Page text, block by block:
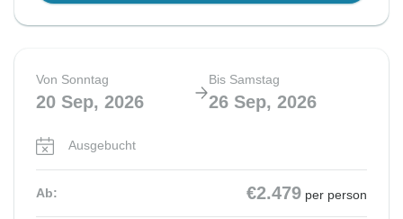
Von Sonntag
20 Sep, 2026
Bis Samstag
26 Sep, 2026
Ausgebucht
Ab: €2.479 per person